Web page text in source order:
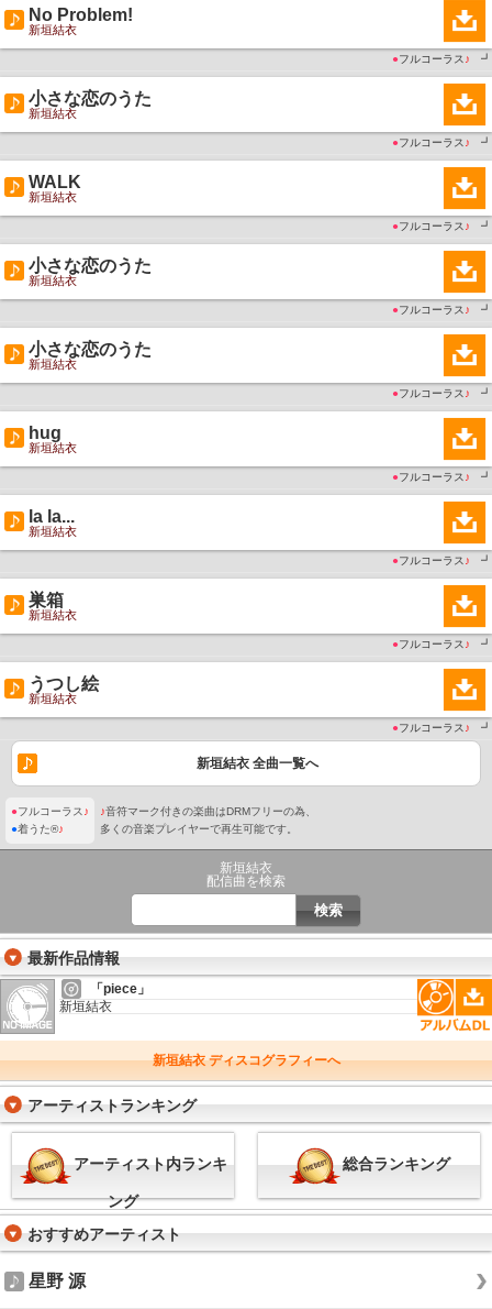
No Problem!
新垣結衣
●フルコーラス ♪ ┛
小さな恋のうた
新垣結衣
●フルコーラス ♪ ┛
WALK
新垣結衣
●フルコーラス ♪ ┛
小さな恋のうた
新垣結衣
●フルコーラス ♪ ┛
小さな恋のうた
新垣結衣
●フルコーラス ♪ ┛
hug
新垣結衣
●フルコーラス ♪ ┛
la la...
新垣結衣
●フルコーラス ♪ ┛
巣箱
新垣結衣
●フルコーラス ♪ ┛
うつし絵
新垣結衣
●フルコーラス ♪ ┛
新垣結衣 全曲一覧へ
●フルコーラス ♪
●着うた®♪
♪音符マーク付きの楽曲はDRMフリーの為、
多くの音楽プレイヤーで再生可能です。
新垣結衣
配信曲を検索
最新作品情報
「piece」
新垣結衣
新垣結衣 ディスコグラフィーへ
アーティストランキング
アーティスト内ランキ
ング
総合ランキング
おすすめアーティスト
星野 源